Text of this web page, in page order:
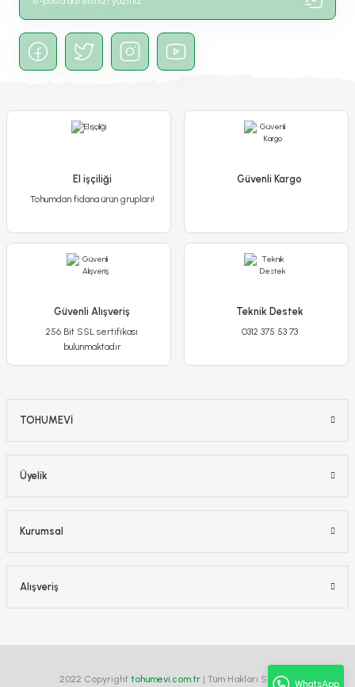
Gönder
Cafe au Lait Rose Dev Dahlia Yıldız Çiçeği Kök - Dalya - Patates Çiçeği -
El işçiliği
Tohumdan fidana ürün grupları!
Güvenli Kargo
Güvenli Alışveriş
256 Bit SSL sertifikası
bulunmaktadır
Teknik Destek
0312 375 53 73
TOHUMEVİ
Üyelik
Kurumsal
Alışveriş
2022 Copyright tohumevi.com.tr| Tüm Hakları Saklıdır.WhatsApp